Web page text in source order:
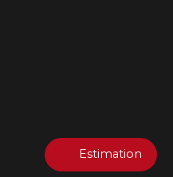
Estimation